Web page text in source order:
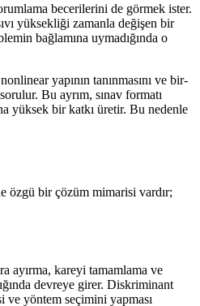
becerilerini de görmek ister.
yüksekliği zamanla değişen bir
bağlamına uymadığında o
yapının tanınmasını ve bir-
Bu ayrım, sınav formatı
yüksek bir katkı üretir. Bu nedenle
özgü bir çözüm mimarisi vardır;
ayırma, kareyi tamamlama ve
devreye girer. Diskriminant
ve yöntem seçimini yapması